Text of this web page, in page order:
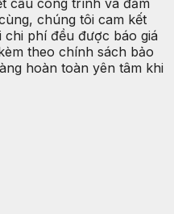
cấu công trình và đảm
chúng tôi cam kết
chi phí đều được báo giá
theo chính sách bảo
hoàn toàn yên tâm khi